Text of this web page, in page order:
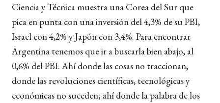
Ciencia y Técnica muestra una Corea del Sur que
pica en punta con una inversión del 4,3% de su PBI,
Israel con 4,2% y Japón con 3,4%. Para encontrar
Argentina tenemos que ir a buscarla bien abajo, al
0,6% del PBI. Ahí donde las cosas no traccionan,
donde las revoluciones científicas, tecnológicas y
económicas no suceden; ahí donde la palabra de los